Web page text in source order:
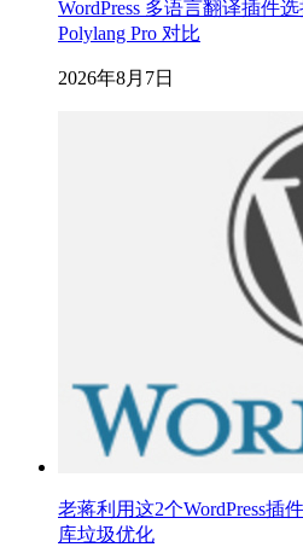
WordPress 多语言翻译插件选
Polylang Pro 对比
2026年8月7日
老蒋利用这2个WordPress插
库垃圾优化